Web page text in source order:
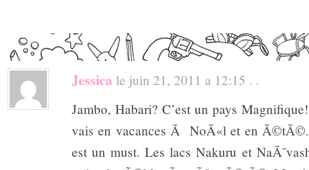
Jessica le juin 21, 2011 a 12:15 . .
Jambo, Habari? C’est un pays
vais en vacances Ã NoÃ«l et en Ã©tÃ©.
est un must. Les lacs Nakuru et